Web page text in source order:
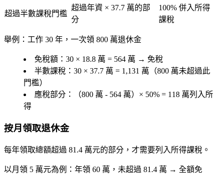
超過半數課稅門檻
超過年資 × 37.7 萬的部
分
100% 併入所得
課稅
舉例 ：工作 30 年，一次領 800 萬退休金
免稅額：30 × 18.8 萬 = 564 萬 → 免稅
半數課稅：30 × 37.7 萬 = 1,131 萬（800 萬未超過此
門檻）
應稅部分：（800 萬 - 564 萬）× 50% = 118 萬列入所
得
按月領取退休金
每年領取總額超過 81.4 萬元的部分，才需要列入所得課稅。
以月領 5 萬元為例：年領 60 萬，未超過 81.4 萬 → 全額免